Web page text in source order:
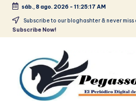
Saltar
sáb., 8 ago. 2026 - 11:25:17 AM
Subscribe to our bloghashter & never miss
Subscribe Now!